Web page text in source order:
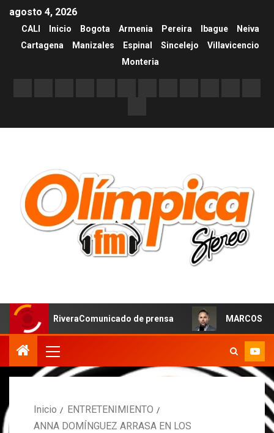
agosto 4, 2026
CALI Inicio Bogota Armenia Pereira Ibague
Neiva
Cartagena
Manizales Espinal Sincelejo
Villavicencio
Monteria
de prensa MARCOS PETRO
Inicio
ENTRETENIMIENTO
ANNA DOMÍNGUEZ ARRASA EN LOS